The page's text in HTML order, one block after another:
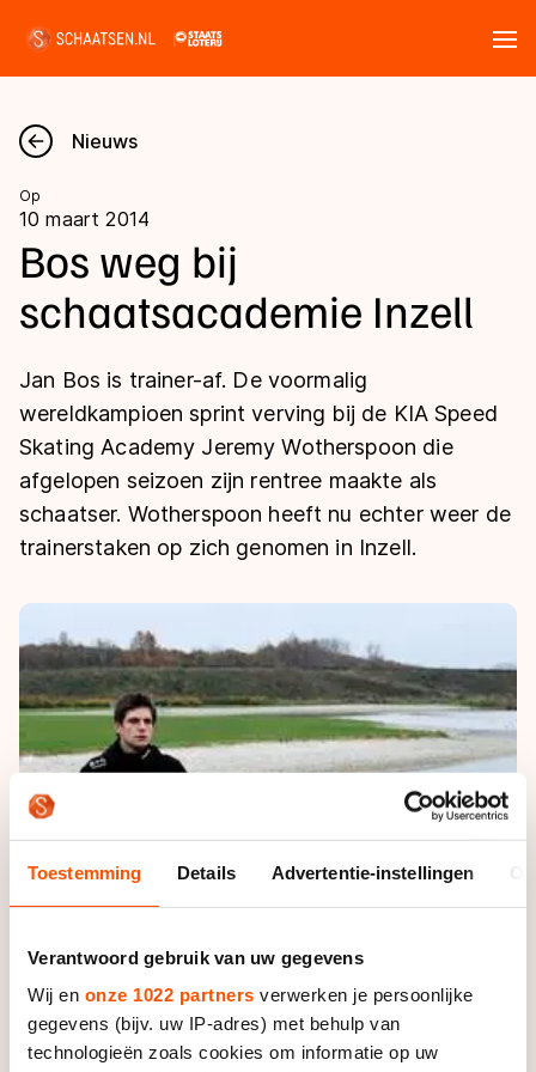
Toestemming Details Advertentie-instellingen
Verantwoord gebruik van uw gegevens
Wij en onze 1022 partners verwerken je persoonlijke
gegevens (bijv. uw IP-adres) met behulp van
technologieën zoals cookies om informatie op uw
Nieuws
Kalender
Disciplines
Langebaan
Shorttrack
Inlineskaten
Kunstschaatsen
Uitslagen
Langebaan
Shorttrack
Marathon
Kunstschaatsen
Tijden & historie
Ranglijsten Langebaan
Persoonlijke records & tijden
Historie & statistiek
De weg op
Algemene Nederlandse Schaatstijd
Deze zomer de weg op
Waar kan ik schaatsen en skaten?
Schaatsfans
Alles voor jou als schaatsfan
Evenementen
Tickets
Livestreams
Word schaatsfan!
Olympische Spelen
Olympische Spelen
Medaille overzicht
Medaillespiegel
Olympische uitslagen
Nieuws
Op
10 maart 2014
Bos weg bij
schaatsacademie Inzell
Jan Bos is trainer-af. De voormalig
wereldkampioen sprint verving bij de KIA Speed
Skating Academy Jeremy Wotherspoon die
afgelopen seizoen zijn rentree maakte als
schaatser. Wotherspoon heeft nu echter weer de
trainerstaken op zich genomen in Inzell.